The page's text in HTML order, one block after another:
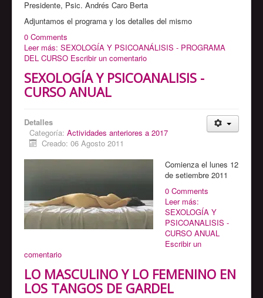
Presidente, Psic. Andrés Caro Berta
Adjuntamos el programa y los detalles del mismo
0 Comments
Leer más: SEXOLOGÍA Y PSICOANÁLISIS - PROGRAMA
DEL CURSO Escribir un comentario
SEXOLOGÍA Y PSICOANALISIS -
CURSO ANUAL
Detalles
Categoría: Actividades anteriores a 2017
Creado: 06 Agosto 2011
Comienza el lunes 12
de setiembre 2011
0 Comments
Leer más:
SEXOLOGÍA Y
PSICOANALISIS -
CURSO ANUAL
Escribir un
comentario
LO MASCULINO Y LO FEMENINO EN
LOS TANGOS DE GARDEL